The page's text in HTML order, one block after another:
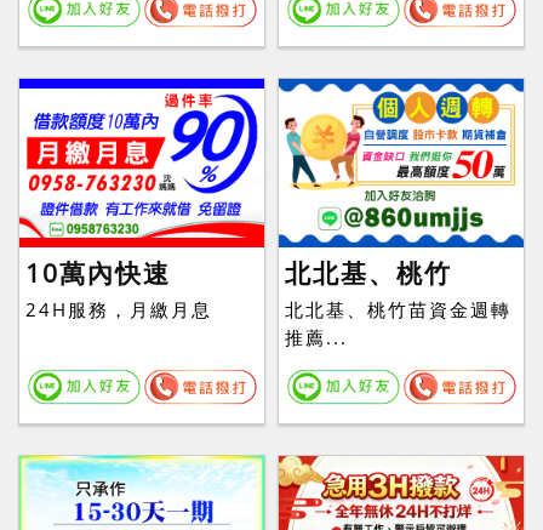
10萬內快速
24H服務，月繳月息
北北基、桃竹
北北基、桃竹苗資金週轉
推薦...